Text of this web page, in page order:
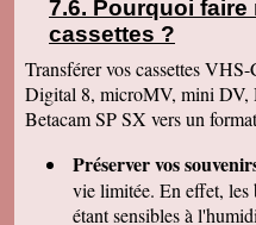
Pourquoi faire
cassettes ?
Transférer vos cassettes
Digital 8, microMV, mini
Betacam SP SX vers un
Préserver vos
vie limitée. En effet, les
étant sensibles à